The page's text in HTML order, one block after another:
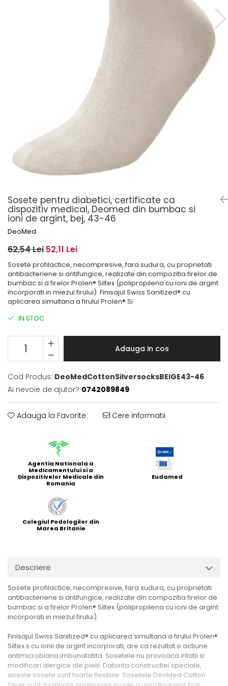
Șosete pentru picioare umflate
Sosete pentru diabetici, certificate ca
dispozitiv medical, Deomed din bumbac si
ioni de argint, bej, 43-46
DeoMed
62,54 Lei 52,11 Lei
Sosete profilactice, necompresive, fara sudura, cu proprietati
antibacteriene si antifungice, realizate din compozitia firelor de
bumbac si a firelor Prolen® Siltex (polipropilena cu ioni de argint
incorporati in miezul firului). Finisajul Swiss Sanitized® cu
aplicarea simultana a firului Prolen® Si
IN STOC
Adauga in cos
Cod Produs: DeoMedCottonSilversocksBEIGE43-46
Ai nevoie de ajutor? 0742089849
Adauga la Favorite Cere informatii
Agentia Nationala a
Medicamentului si a
Dispozitivelor Medicale din
Romania
Eudamed
Colegiul Podologilor din
Marea Britanie
Descriere
Sosete profilactice, necompresive, fara sudura, cu proprietati
antibacteriene si antifungice, realizate din compozitia firelor de
bumbac si a firelor Prolen® Siltex (polipropilena cu ioni de argint
incorporati in miezul firului).
Finisajul Swiss Sanitized® cu aplicarea simultana a firului Prolen®
Siltex s cu ionii de argint incorporati, are ca rezultat o actiune
antimicrobiana imbunatatita. Sosetele nu provoaca iritatii si
modificari alergice ale pielii. Datorita constructiei speciale,
aceste sosete sunt foarte flexibile. Sosetele DeoMed Cotton